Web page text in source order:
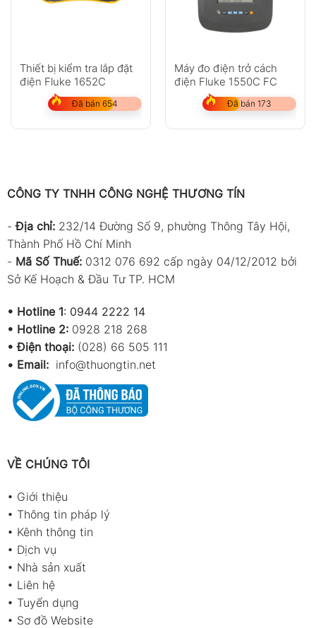
Thiết bị kiểm tra lắp đặt
điện Fluke 1652C
Đã bán 654
Máy đo điện trở cách
điện Fluke 1550C FC
Đã bán 173
CÔNG TY TNHH CÔNG NGHỆ THƯƠNG TÍN
-Địa chỉ: 232/14 Đường Số 9, phường Thông Tây Hội,
Thành Phố Hồ Chí Minh
- Mã Số Thuế: 0312 076 692 cấp ngày 04/12/2012 bởi
Sở Kế Hoạch & Đầu Tư TP. HCM
• Hotline 1: 0944 2222 14
• Hotline 2: 0928 218 268
• Điện thoại: (028) 66 505 111
• Email: info@thuongtin.net
VỀ CHÚNG TÔI
• Giới thiệu
• Thông tin pháp lý
• Kênh thông tin
• Dịch vụ
• Nhà sản xuất
• Liên hệ
• Tuyển dụng
• Sơ đồ Website